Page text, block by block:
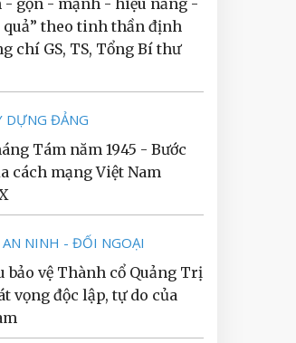
gọn - mạnh - hiệu năng -
theo tinh thần định
chí GS, TS, Tổng Bí thư
DỰNG ĐẢNG
Tám năm 1945 - Bước
cách mạng Việt Nam
NINH - ĐỐI NGOẠI
bảo vệ Thành cổ Quảng Trị
vọng độc lập, tự do của